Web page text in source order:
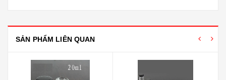
SẢN PHẨM LIÊN QUAN